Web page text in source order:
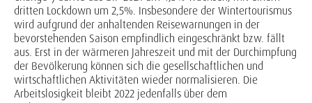
dritten Lockdown um 2,5%. Insbesondere der Wintertourismus
wird aufgrund der anhaltenden Reisewarnungen in der
bevorstehenden Saison empfindlich eingeschränkt bzw. fällt
aus. Erst in der wärmeren Jahreszeit und mit der Durchimpfung
der Bevölkerung können sich die gesellschaftlichen und
wirtschaftlichen Aktivitäten wieder normalisieren. Die
Arbeitslosigkeit bleibt 2022 jedenfalls über dem